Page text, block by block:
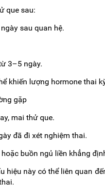
que sau:
sau quan hệ.
3–5 ngày.
khiến lượng hormone thai
gặp
mai thử que.
đã đi xét nghiệm thai.
buồn ngủ liền khẳng
hiệu này có thể liên quan